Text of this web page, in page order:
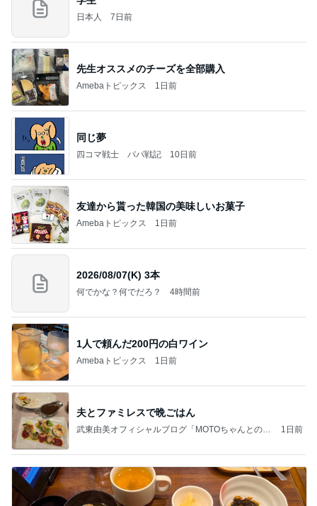
日本人 7日前
先生オススメのチーズを全部購入
Amebaトピックス 1日前
同じ夢
四コマ戦士 パパ戦記 10日前
友達から貰った韓国の美味しいお菓子
Amebaトピックス 1日前
2026/08/07(K) 3本
何でかな？何でだろ？ 4時間前
1人で頼んだ200円の白ワイン
Amebaトピックス 1日前
夫とファミレスで晩ごはん
武東由美オフィシャルブログ「MOTOちゃんとのは
1日前